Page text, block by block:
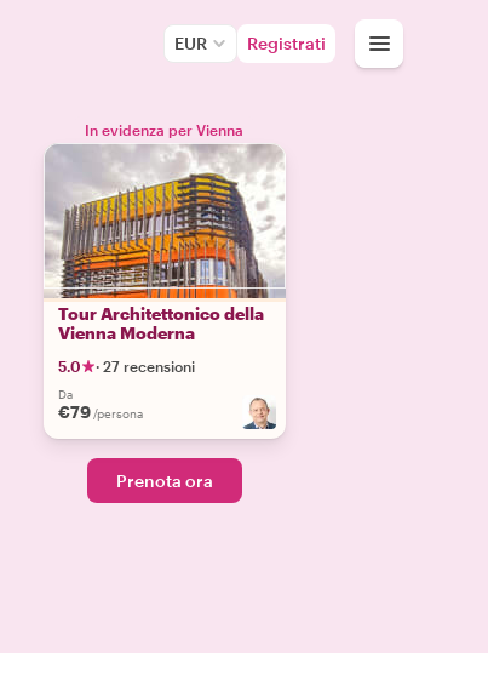
EUR Registrati
In evidenza per Vienna
Tour Architettonico della
Vienna Moderna
5.0 · 27 recensioni
Da
€79 /persona
Prenota ora